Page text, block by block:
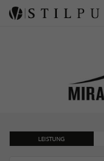
LEISTUNG